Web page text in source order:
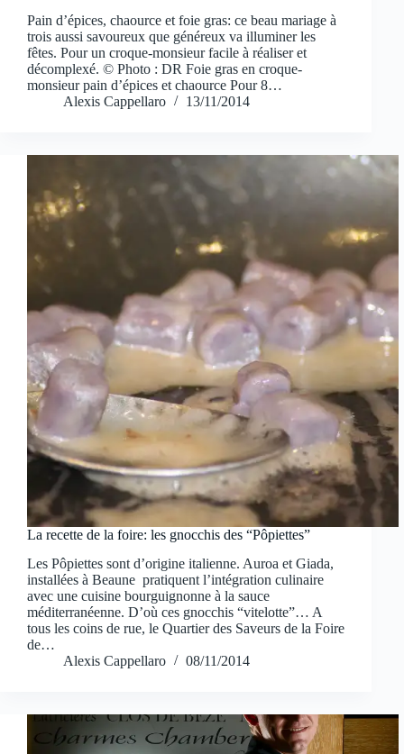
Pain d’épices, chaource et foie gras: ce beau mariage à
trois aussi savoureux que généreux va illuminer les
fêtes. Pour un croque-monsieur facile à réaliser et
décomplexé. © Photo : DR Foie gras en croque-
monsieur pain d’épices et chaource Pour 8…
Alexis Cappellaro
13/11/2014
La recette de la foire: les gnocchis des “Pôpiettes”
Les Pôpiettes sont d’origine italienne. Auroa et Giada,
installées à Beaune pratiquent l’intégration culinaire
avec une cuisine bourguignonne à la sauce
méditerranéenne. D’où ces gnocchis “vitelotte”… A
tous les coins de rue, le Quartier des Saveurs de la Foire
de…
Alexis Cappellaro
08/11/2014